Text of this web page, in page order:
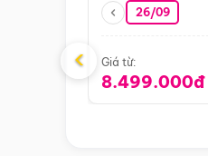
26/09
Giá từ:
8.499.000đ
‹